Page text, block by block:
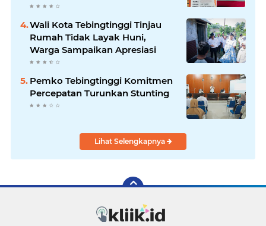
Wali Kota Tebingtinggi Tinjau
Rumah Tidak Layak Huni,
Warga Sampaikan Apresiasi
Pemko Tebingtinggi Komitmen
Percepatan Turunkan Stunting
Lihat Selengkapnya